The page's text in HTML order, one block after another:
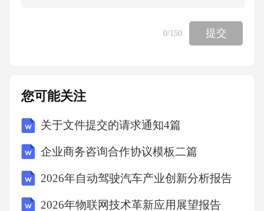
0/150 提交
您可能关注
关于文件提交的请求通知4篇
企业商务咨询合作协议模板二篇
2026年自动驾驶汽车产业创新分析报告
2026年物联网技术革新应用展望报告